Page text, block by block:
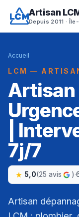
Artisan
Depuis 2011 ·
Accueil
LCM —
Artisan
|
7j/7
5,0(25 avis )·
Artisan